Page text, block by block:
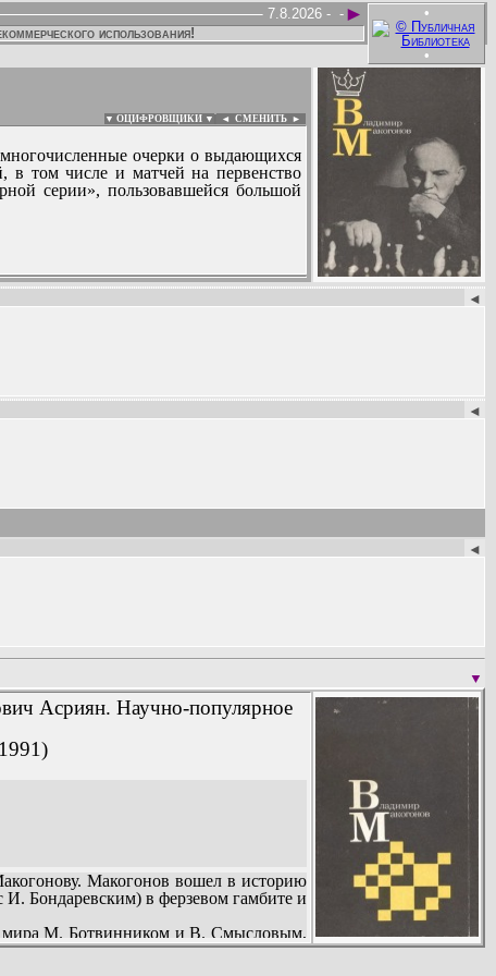
•
•
►
-
7.8.2026 -
использования!
▼ ОЦИФРОВЩИКИ ▼ ◄ СМЕНИТЬ ►
очерки о выдающихся
в том числе и матчей на первенство
серии», пользовавшейся большой
:
◄
◄
◄
▼
Асриян. Научно-популярное
Макогонов вошел в историю
И. Бондаревским) в ферзевом гамбите и
мира М. Ботвинником и В. Смысловым,
Д. Бронштейном и др.